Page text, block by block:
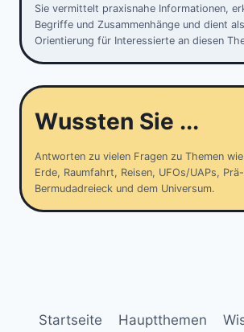
Sie vermittelt praxisnahe Informationen,
Begriffe und Zusammenhänge und dient
Orientierung für Interessierte an diesen
Wussten Sie ...
Antworten zu vielen Fragen zu Themen
Erde, Raumfahrt, Reisen, UFOs/UAPs,
Bermudadreieck und dem Universum.
Startseite Hauptthemen